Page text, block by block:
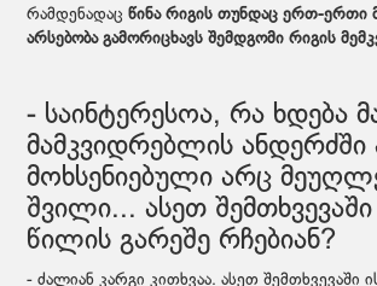
რამდენადაცწინა რიგის თუნდაც ერთ-ერთი
არსებობა გამორიცხავს შემდგომი რიგის
- საინტერესოა, რა ხდება
მამკვიდრებლის ანდერძში
მოხსენიებული არც
შვილი... ასეთ შემთხვევაში
წილის გარეშე რჩებიან?
- ძალიან კარგი კითხვაა. ასეთ შემთხვევაში